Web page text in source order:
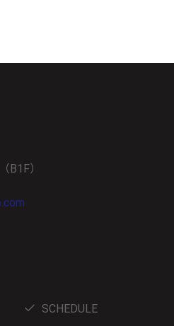
B1F）
SCHEDULE